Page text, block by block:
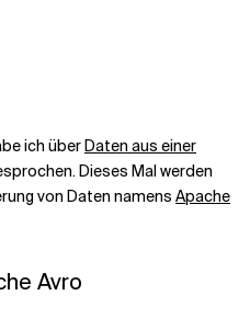
ich überDaten aus einer
Dieses Mal werden
von Daten namens Apache
Avro